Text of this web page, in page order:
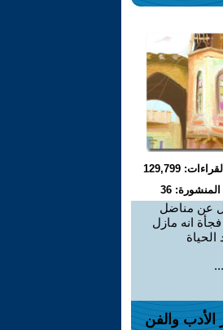
129,799
36
عن مناضل
انه مازل
الأدب والفن